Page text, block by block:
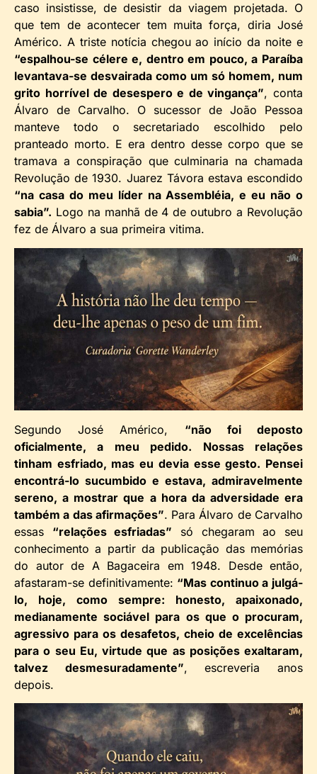
caso insistisse, de desistir da viagem projetada. O
que tem de acontecer tem muita força, diria José
Américo. A triste notícia chegou ao início da noite e
“espalhou-se célere e, dentro em pouco, a Paraíba
levantava-se desvairada como um só homem, num
grito horrível de desespero e de vingança”, conta
Álvaro de Carvalho. O sucessor de João Pessoa
manteve todo o secretariado escolhido pelo
pranteado morto. E era dentro desse corpo que se
tramava a conspiração que culminaria na chamada
Revolução de 1930. Juarez Távora estava escondido
“na casa do meu líder na Assembléia, e eu não o
sabia”. Logo na manhã de 4 de outubro a Revolução
fez de Álvaro a sua primeira vitima.
Segundo José Américo, “não foi deposto
oficialmente, a meu pedido. Nossas relações
tinham esfriado, mas eu devia esse gesto. Pensei
encontrá-lo sucumbido e estava, admiravelmente
sereno, a mostrar que a hora da adversidade era
também a das afirmações”. Para Álvaro de Carvalho
essas “relações esfriadas” só chegaram ao seu
conhecimento a partir da publicação das memórias
do autor de A Bagaceira em 1948. Desde então,
afastaram-se definitivamente: “Mas continuo a julgá-
lo, hoje, como sempre: honesto, apaixonado,
medianamente sociável para os que o procuram,
agressivo para os desafetos, cheio de excelências
para o seu Eu, virtude que as posições exaltaram,
talvez desmesuradamente”, escreveria anos
depois.